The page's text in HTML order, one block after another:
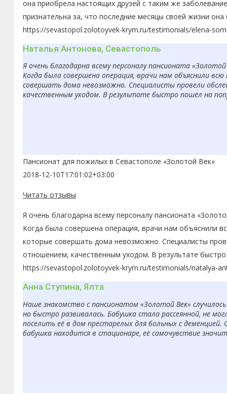
она приобрела настоящих друзей с таким же
признательна за, что последние месяцы своей жизни
https://sevastopol.zolotoyvek-krym.ru/testimonials/elena-
Наталья Антонова, Севастополь
Я очень благодарна всему персоналу пансионата
Когда была совершена операция, врачи нам объяснили
совершать дома невозможно. Специалисты провели
качественным уходом. В результате быстро пошёл на
Пансионат для пожилых в Севастополе «Золотой Век»
2018-12-10T17:01:02+03:00
Читать отзывы
Я очень благодарна всему персоналу пансионата
Когда была совершена операция, врачи нам объяснили
которые совершать дома невозможно. Специалисты
отношением, качественным уходом. В результате
https://sevastopol.zolotoyvek-krym.ru/testimonials/natalya-
Анна Ступина, Ялта
Наше знакомство с пансионатом «Золотой Век»
но быстро развивалась. Бабушка стала рассеянной, не
поселить её в дом престарелых для больных с деменцией.
бабушка находится в стационаре, её самочувствие